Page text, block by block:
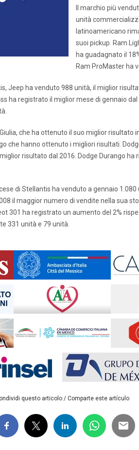
Il marchio più
unità
latinoamericano
suoi pickup. Ram
ha guadagnato il
Ram ProMaster ha
Jeep ha venduto 988 unità, il miglior
ha registrato il miglior mese di gennaio
che ha ottenuto il suo miglior risultato
che hanno ottenuto i migliori risultati.
risultato dal 2016. Dodge Durango
di Stellantis ha venduto a gennaio
il maggior numero di vendite nella sua
301 ha registrato un aumento del 2%
331 unità e 79 unità.
questo articolo / Comparte este artículo